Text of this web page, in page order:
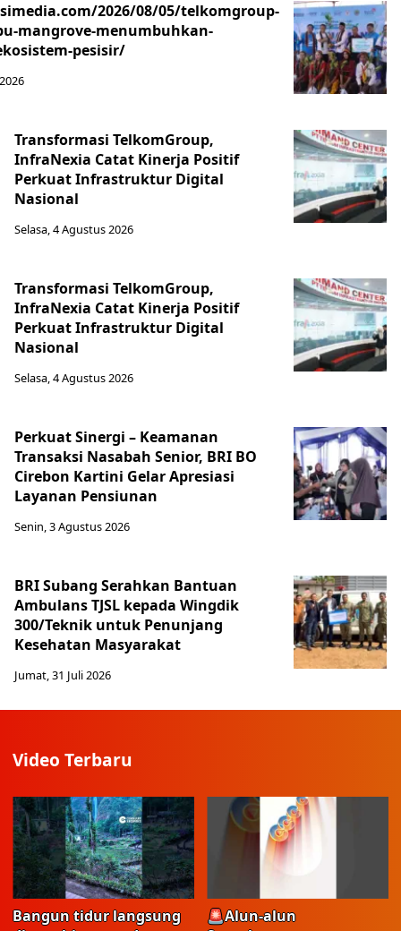
2026/08/05/telkomgroup-
mangrove-menumbuhkan-
pesisir/
Transformasi TelkomGroup,
InfraNexia Catat Kinerja Positif
Perkuat Infrastruktur Digital
Nasional
Selasa, 4 Agustus 2026
Transformasi TelkomGroup,
InfraNexia Catat Kinerja Positif
Perkuat Infrastruktur Digital
Nasional
Selasa, 4 Agustus 2026
Perkuat Sinergi – Keamanan
Transaksi Nasabah Senior, BRI BO
Cirebon Kartini Gelar Apresiasi
Layanan Pensiunan
Senin, 3 Agustus 2026
BRI Subang Serahkan Bantuan
Ambulans TJSL kepada Wingdik
300/Teknik untuk Penunjang
Kesehatan Masyarakat ​
Jumat, 31 Juli 2026
Video Terbaru
Bangun tidur langsung
🚨Alun-alun